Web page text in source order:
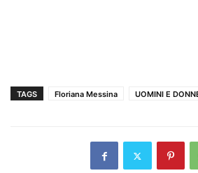
TAGS Floriana Messina UOMINI E